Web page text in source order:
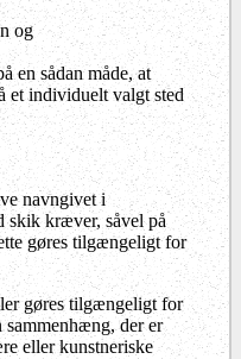
og
en sådan måde, at
et individuelt valgt sted
navngivet i
skik kræver, såvel på
gøres tilgængeligt for
gøres tilgængeligt for
sammenhæng, der er
eller kunstneriske